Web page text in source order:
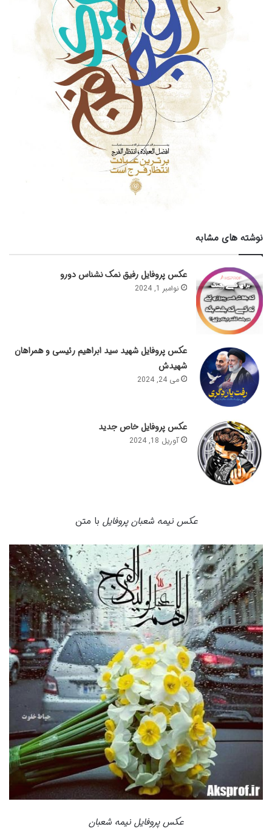
نوشته های مشابه
عکس پروفایل رفیق نمک نشناس دورو
نوامبر 1, 2024
عکس پروفایل شهید سید ابراهیم رئیسی و همراهان
شهیدش
می 24, 2024
عکس پروفایل خاص جدید
آوریل 18, 2024
عکس نیمه شعبان پروفایل با متن
عکس پروفایل نیمه شعبان